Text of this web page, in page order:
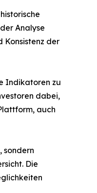
Analyse
der
Indikatoren zu
dabei,
auch
sondern
Die